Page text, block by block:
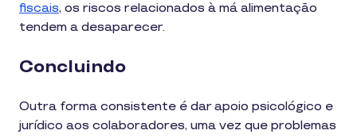
fiscais, os riscos relacionados à má alimentação
tendem a desaparecer.
Concluindo
Outra forma consistente é dar apoio psicológico e
jurídico aos colaboradores, uma vez que problemas